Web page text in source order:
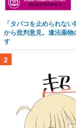
「タバコを止められな
から批判意見。違法薬
す
2